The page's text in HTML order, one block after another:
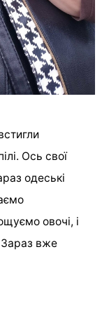
Ось свої
одеські
овочі, і
вже